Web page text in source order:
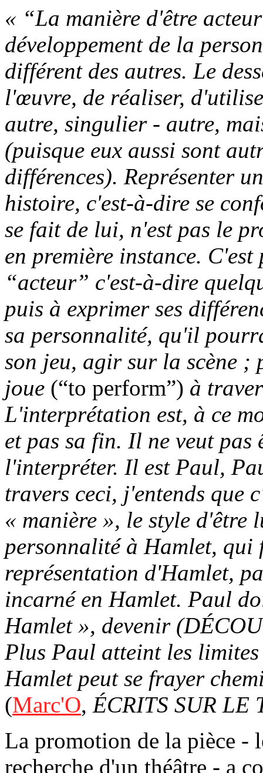
« “La manière d'être
développement de la
différent des autres. Le
l'œuvre, de réaliser,
autre, singulier - autre,
(puisque eux aussi sont
différences). Représenter
histoire, c'est-à-dire se
se fait de lui, n'est pas le
en première instance.
“acteur” c'est-à-dire
puis à exprimer ses
sa personnalité, qu'il
son jeu, agir sur la scène
joue (“to perform”) à
L'interprétation est, à ce
et pas sa fin. Il ne veut pas
l'interpréter. Il est Paul,
travers ceci, j'entends que
« manière », le style d'être
personnalité à Hamlet, qui
représentation d'Hamlet,
incarné en Hamlet. Paul
Hamlet », devenir
Plus Paul atteint les limites
Hamlet peut se frayer
(Marc'O, ÉCRITS SUR LE
La promotion de la pièce -
recherche d'un théâtre - a